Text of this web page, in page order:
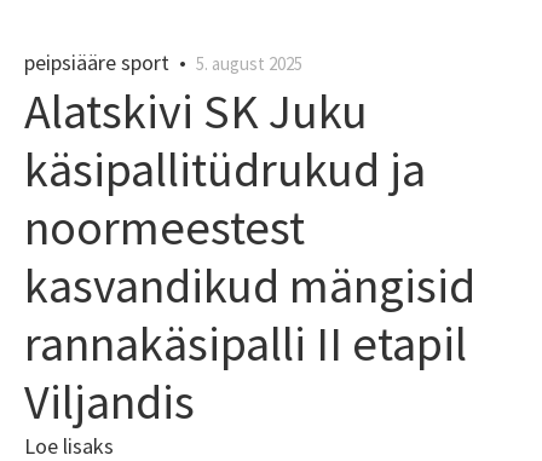
peipsiääre sport • 5. august 2025
Alatskivi SK Juku
käsipallitüdrukud ja
noormeestest
kasvandikud mängisid
rannakäsipalli II etapil
Viljandis
Loe lisaks